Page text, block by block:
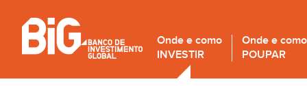
Onde e como
INVESTIR
Onde e como
POUPAR